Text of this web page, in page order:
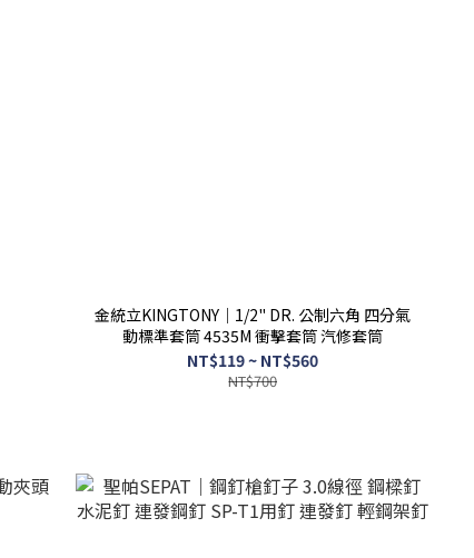
金統立KINGTONY｜1/2" DR. 公制六角 四分氣
動標準套筒 4535M 衝擊套筒 汽修套筒
NT$119 ~ NT$560
NT$700